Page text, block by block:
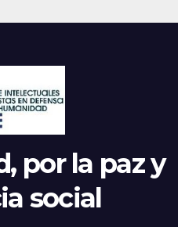
por la paz y
social